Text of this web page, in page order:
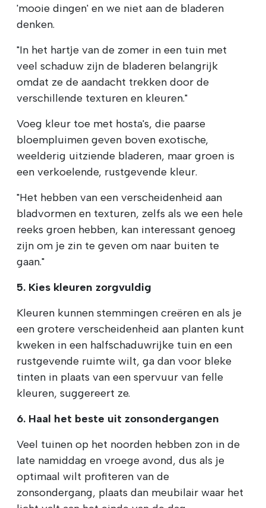
'mooie dingen' en we niet aan de bladeren
denken.
"In het hartje van de zomer in een tuin met
veel schaduw zijn de bladeren belangrijk
omdat ze de aandacht trekken door de
verschillende texturen en kleuren."
Voeg kleur toe met hosta's, die paarse
bloempluimen geven boven exotische,
weelderig uitziende bladeren, maar groen is
een verkoelende, rustgevende kleur.
"Het hebben van een verscheidenheid aan
bladvormen en texturen, zelfs als we een hele
reeks groen hebben, kan interessant genoeg
zijn om je zin te geven om naar buiten te
gaan."
5. Kies kleuren zorgvuldig
Kleuren kunnen stemmingen creëren en als je
een grotere verscheidenheid aan planten kunt
kweken in een halfschaduwrijke tuin en een
rustgevende ruimte wilt, ga dan voor bleke
tinten in plaats van een spervuur van felle
kleuren, suggereert ze.
6. Haal het beste uit zonsondergangen
Veel tuinen op het noorden hebben zon in de
late namiddag en vroege avond, dus als je
optimaal wilt profiteren van de
zonsondergang, plaats dan meubilair waar het